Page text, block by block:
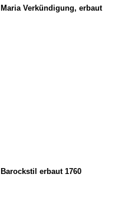
Verkündigung, erbaut
erbaut 1760